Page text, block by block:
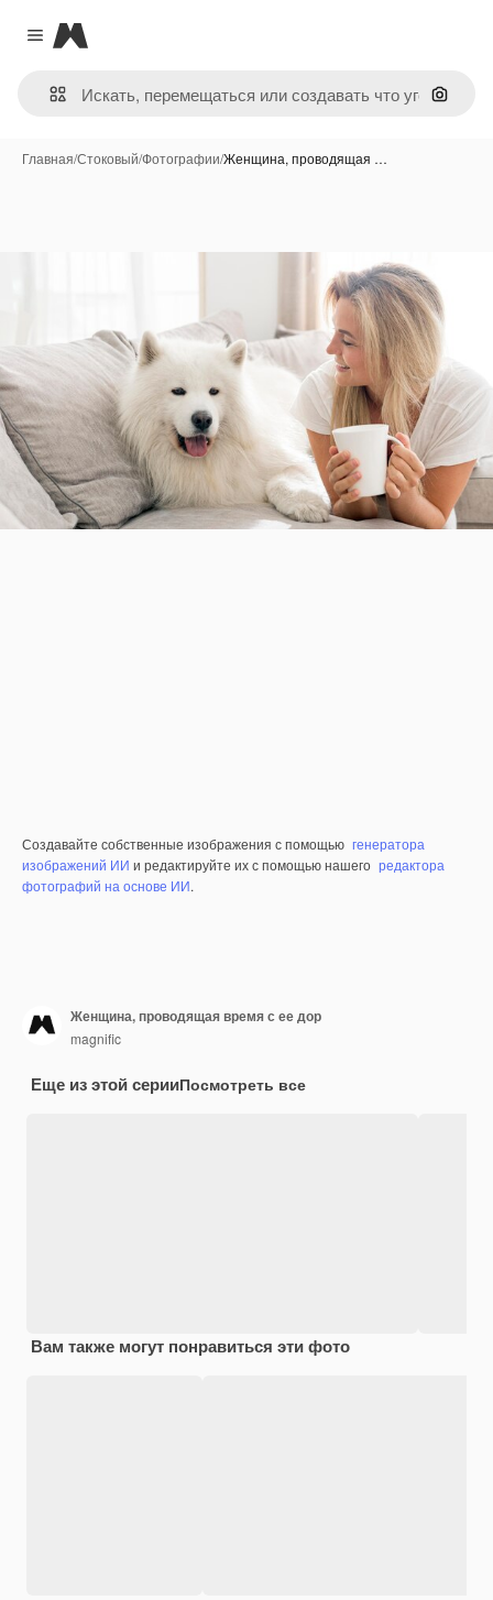
Close menu
Magnific
Поиск
Главная/Стоковый/Фотографии/Женщина, проводящая …
Создавайте собственные изображения с помощью генератора
изображений ИИ и редактируйте их с помощью нашего редактора
фотографий на основе ИИ.
Женщина, проводящая время с ее дор
magnific
Еще из этой серииПосмотреть все
Вам также могут понравиться эти фото